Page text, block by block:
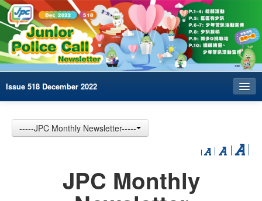
Issue 518 December 2022
Archives
-----JPC Monthly Newsletter-----
JPC Monthly